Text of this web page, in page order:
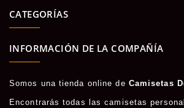
CATEGORÍAS
INFORMACIÓN DE LA COMPAÑÍA
Somos una tienda online de Camisetas
Encontrarás todas las camisetas